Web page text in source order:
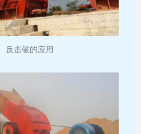
反击破的应用